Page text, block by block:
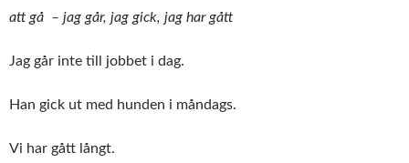
att gå – jag går, jag gick, jag har gått
Jag går inte till jobbet i dag.
Han gick ut med hunden i måndags.
Vi har gått långt.